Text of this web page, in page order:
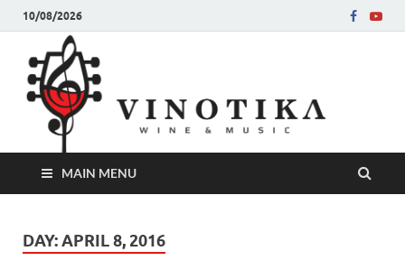
10/08/2026
MAIN MENU
DAY:APRIL 8, 2016